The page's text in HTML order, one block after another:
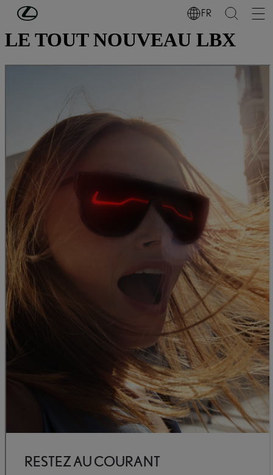
Passer au contenu principal (Appuyez sur Enter) FR
LE TOUT NOUVEAU LBX